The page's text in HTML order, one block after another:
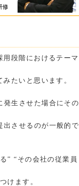
修
段階におけるテーマ
たいと思います。
発生させた場合にその
出させるのが一般的で
” “その会社の従業員
けます。